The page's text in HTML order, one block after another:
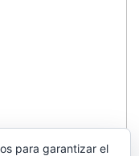
para garantizar el